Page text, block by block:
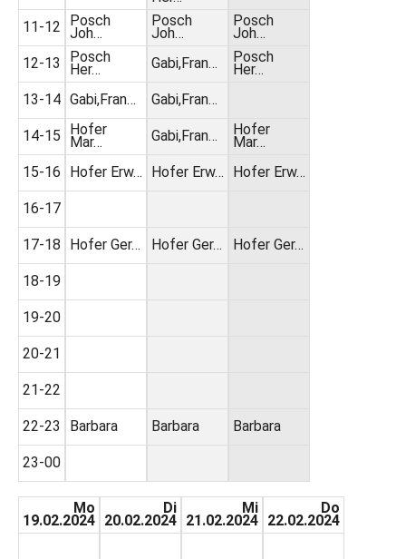
11-12
12-13
13-14
14-15
15-16
16-17
17-18
18-19
19-20
20-21
21-22
22-23
23-00
Posch
Joh…
Posch
Her…
Gabi,Fran…
Hofer
Mar…
Hofer Erw…
Hofer Ger…
Barbara
Posch
Joh…
Gabi,Fran…
Gabi,Fran…
Gabi,Fran…
Hofer Erw…
Hofer Ger…
Barbara
Posch
Joh…
Posch
Her…
Hofer
Mar…
Hofer Erw…
Hofer Ger…
Barbara
Mo
19.02.2024
Di
20.02.2024
Mi
21.02.2024
Do
22.02.2024